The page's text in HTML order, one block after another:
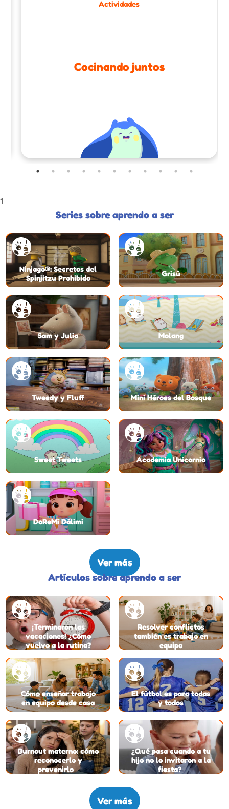
Actividades
Cocinando juntos
1
Series sobre aprendo a ser
Ninjago®: Secretos del
Spinjitzu Prohibido
Grisù
Sam y Julia Molang
Tweedy y Fluff Mini Héroes del Bosque
Sweet Tweets Academia Unicornio
DoReMí Dálimi
Ver más
Artículos sobre aprendo a ser
¡Terminaron las
vacaciones! ¿Cómo
vuelvo a la rutina?
Resolver conflictos
también es trabajo en
equipo
Cómo enseñar trabajo
en equipo desde casa
El fútbol es para todas
y todos
Burnout materno: cómo
reconocerlo y
prevenirlo
¿Qué pasa cuando a tu
hijo no lo invitaron a la
fiesta?
Ver más